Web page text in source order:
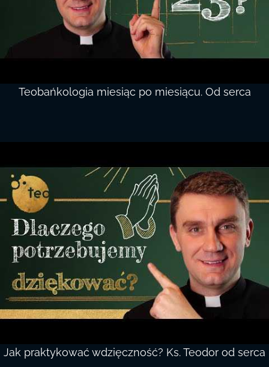
Teobańkologia miesiąc po miesiącu. Od serca
Jak praktykować wdzięczność? Ks. Teodor od serca